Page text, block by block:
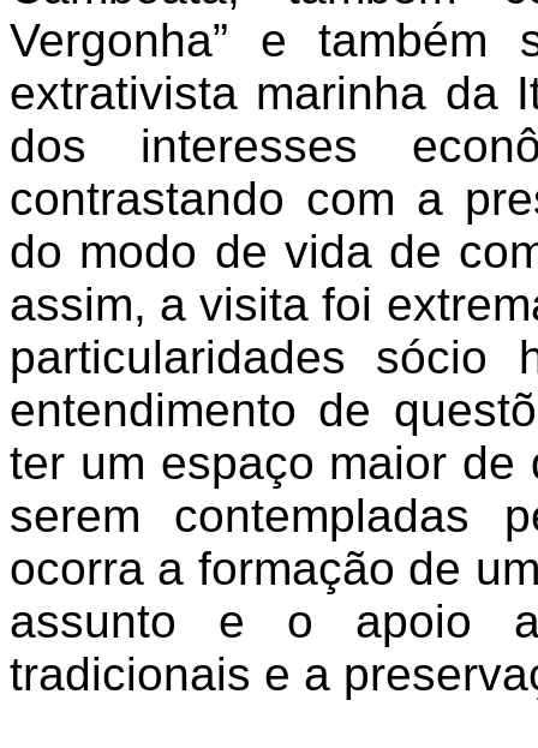
Vergonha” e também
extrativista marinha da
dos interesses
contrastando com a
do modo de vida de
assim, a visita foi
particularidades
entendimento de
ter um espaço maior
serem contempladas
ocorra a formação de
assunto e o apoio
tradicionais e a